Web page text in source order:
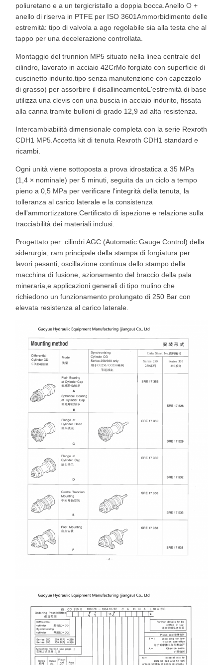
poliuretano e a un tergicristallo a doppia bocca.Anello O +
anello di riserva in PTFE per ISO 3601Ammorbidimento delle
estremità: tipo di valvola a ago regolabile sia alla testa che al
tappo per una decelerazione controllata.
Montaggio del trunnion MP5 situato nella linea centrale del
cilindro, lavorato in acciaio 42CrMo forgiato con superficie di
cuscinetto indurito.tipo senza manutenzione con capezzolo
di grasso) per assorbire il disallineamentoL'estremità di base
utilizza una clevis con una buscia in acciaio indurito, fissata
alla canna tramite bulloni di grado 12,9 ad alta resistenza.
Intercambiabilità dimensionale completa con la serie Rexroth
CDH1 MP5.Accetta kit di tenuta Rexroth CDH1 standard e
ricambi.
Ogni unità viene sottoposta a prova idrostatica a 35 MPa
(1,4 × nominale) per 5 minuti, seguita da un ciclo a tempo
pieno a 0,5 MPa per verificare l'integrità della tenuta, la
tolleranza al carico laterale e la consistenza
dell'ammortizzatore.Certificato di ispezione e relazione sulla
tracciabilità dei materiali inclusi.
Progettato per: cilindri AGC (Automatic Gauge Control) della
siderurgia, ram principale della stampa di forgiatura per
lavori pesanti, oscillazione continua dello stampo della
macchina di fusione, azionamento del braccio della pala
mineraria,e applicazioni generali di tipo mulino che
richiedono un funzionamento prolungato di 250 Bar con
elevata resistenza al carico laterale.